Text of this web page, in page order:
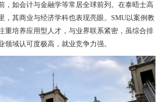
，如会计与金融学等常居全球前列。在泰晤士高
，其商业与经济学科也表现亮眼。SMU以案例教
重培养应用型人才，与业界联系紧密，虽综合排
领域认可度极高，就业竞争力强。